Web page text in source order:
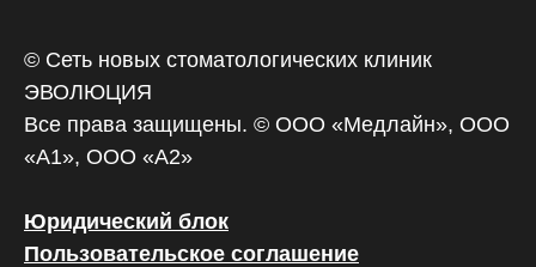
© Сеть новых стоматологических клиник
ЭВОЛЮЦИЯ
Все права защищены. © ООО «‎Медлайн», ООО
«А1», ООО «А2»
Юридический блок
Пользовательское соглашение